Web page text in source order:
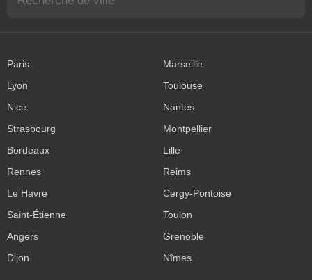
Paris
Marseille
Lyon
Toulouse
Nice
Nantes
Strasbourg
Montpellier
Bordeaux
Lille
Rennes
Reims
Le Havre
Cergy-Pontoise
Saint-Étienne
Toulon
Angers
Grenoble
Dijon
Nîmes